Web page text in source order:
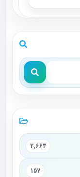
۲,۶۶۳
۱۵۷